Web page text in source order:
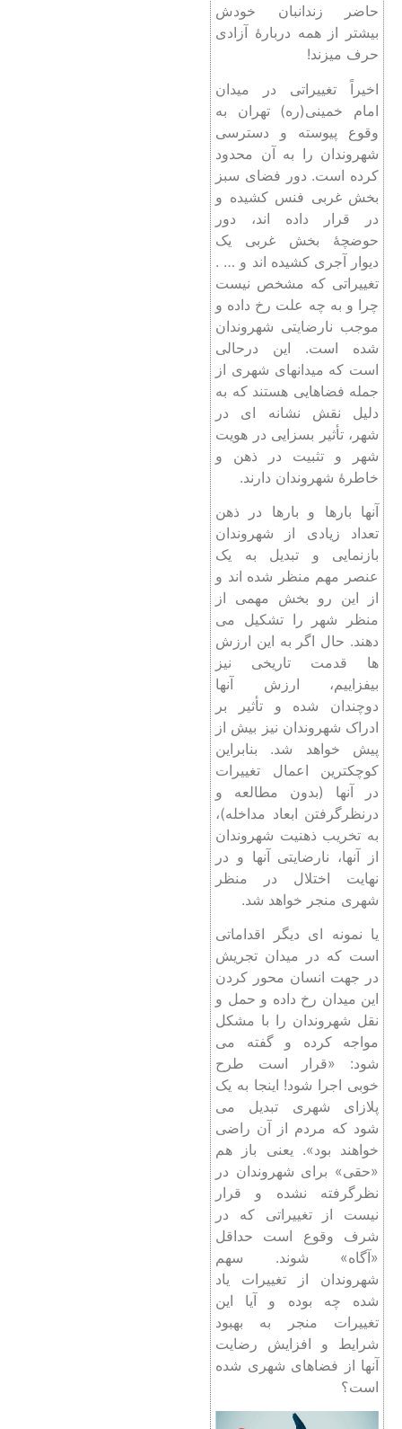
حاضر زندانبان خودش
بیشتر از همه دربارۀ آزادی
حرف میزند!
اخیراً تغییراتی در میدان
امام خمینی(ره) تهران به
وقوع پیوسته و دسترسی
شهروندان را به آن محدود
کرده است. دور فضای سبز
بخش غربی فنس کشیده و
در قرار داده اند، دور
حوضچۀ بخش غربی یک
دیوار آجری کشیده اند و … .
تغییراتی که مشخص نیست
چرا و به چه علت رخ داده و
موجب نارضایتی شهروندان
شده است. این درحالی
است که میدانهای شهری از
جمله فضاهایی هستند که به
دلیل نقش نشانه‌ ای در
شهر، تأثیر بسزایی در هویت
شهر و تثبیت در ذهن و
خاطرۀ شهروندان دارند.
آنها بارها و بارها در ذهن
تعداد زیادی از شهروندان
بازنمایی و تبدیل به یک
عنصر مهم منظر شده اند‌ و
از این رو بخش مهمی از
منظر شهر را تشکیل می‌
دهند. حال اگر به این ارزش
ها قدمت تاریخی نیز
بیفزاییم، ارزش آنها
دوچندان شده و تأثیر بر
ادراک شهروندان نیز بیش از
پیش خواهد شد. بنابراین
کوچکترین اعمال تغییرات
در آنها (بدون مطالعه و
درنظرگرفتن ابعاد مداخله)،
به تخریب ذهنیت شهروندان
از آنها، نارضایتی آنها و در
نهایت اختلال در منظر
شهری منجر خواهد شد.
یا نمونه ای دیگر اقداماتی
است که در میدان تجریش
در جهت انسان محور کردن
این میدان رخ داده و حمل و
نقل شهروندان را با مشکل
مواجه کرده و گفته می
شود: «قرار است طرح
خوبی اجرا شود! اینجا به یک
پلازای شهری تبدیل می
شود که مردم از آن راضی
خواهند بود». یعنی باز هم
«حقی» برای شهروندان در
نظرگرفته نشده و قرار
نیست از تغییراتی که در
شرف وقوع است حداقل
«آگاه» شوند. سهم
شهروندان از تغییرات یاد
شده چه بوده و آیا این
تغییرات منجر به بهبود
شرایط و افزایش رضایت
آنها از فضاهای شهری شده
است؟